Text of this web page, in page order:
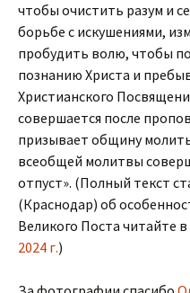
чтобы очистить разум и
борьбе с искушениями,
пробудить волю, чтобы
познанию Христа и
Христианского
совершается после
призывает общину
всеобщей молитвы
отпуст». (Полный текст
(Краснодар) об
Великого Поста читайте в
2024 г.)